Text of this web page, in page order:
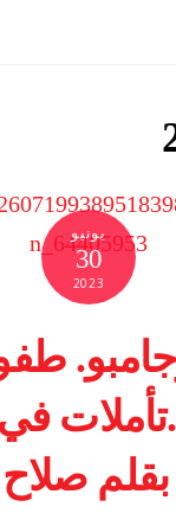
يونيو
30
2023